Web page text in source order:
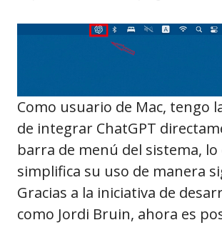
Como usuario de Mac, tengo
de integrar ChatGPT
barra de menú del sistema, lo
simplifica su uso de manera
Gracias a la iniciativa de
como Jordi Bruin, ahora es